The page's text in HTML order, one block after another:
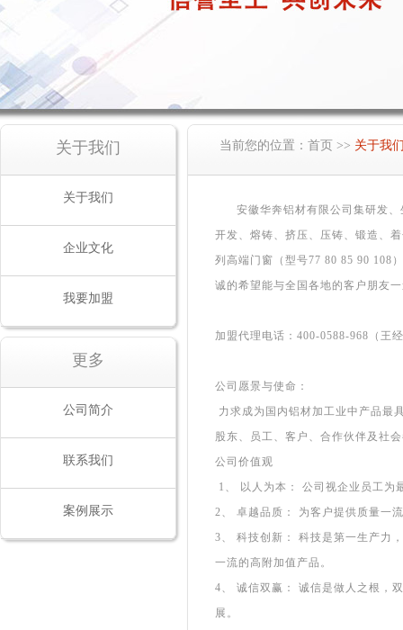
关于我们
关于我们
企业文化
我要加盟
更多
公司简介
联系我们
案例展示
当前您的位置： 首页 >> 关于我
安徽华奔铝材有限公司集研发
开发、熔铸、挤压、压铸、锻造、
列高端门窗（型号77 80 85 90 108
诚的希望能与全国各地的客户朋友
加盟代理电话：400-0588-968（王
公司愿景与使命：
力求成为国内铝材加工业中产品最
股东、员工、客户、合作伙伴及社
公司价值观
1 、 以人为本： 公司视企业员工为
2、 卓越品质： 为客户提供质量一
3、 科技创新： 科技是第一生产力
一流的高附加值产品。
4、 诚信双赢： 诚信是做人之根，
展。